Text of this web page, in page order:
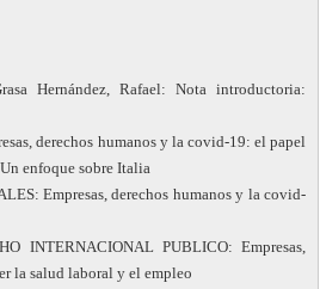
Hernández, Rafael: Nota introductoria:
derechos humanos y la covid-19: el papel
enfoque sobre Italia
Empresas, derechos humanos y la covid-
INTERNACIONAL PUBLICO: Empresas,
la salud laboral y el empleo